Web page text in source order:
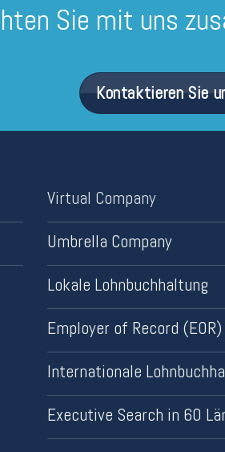
Sie mit uns
Kontaktieren Sie
Virtual Company
Umbrella Company
Lokale Lohnbuchhaltung
Employer of Record (EOR)
Internationale
Executive Search in 60